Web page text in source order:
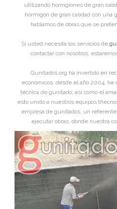
utilizando hormgiones de gran
hormigón de gran calidad con una
hablamos de obras que se
Si usted necesita los servicios de
contactar con nosotros,
Gunitados.org ha invertido en
económicos, desde el año 2004, he
técnica de gunitado, asi como el
esto unido a nuestros equipos
empresa de gunitados, un
ejecutar obras, donde nuestra